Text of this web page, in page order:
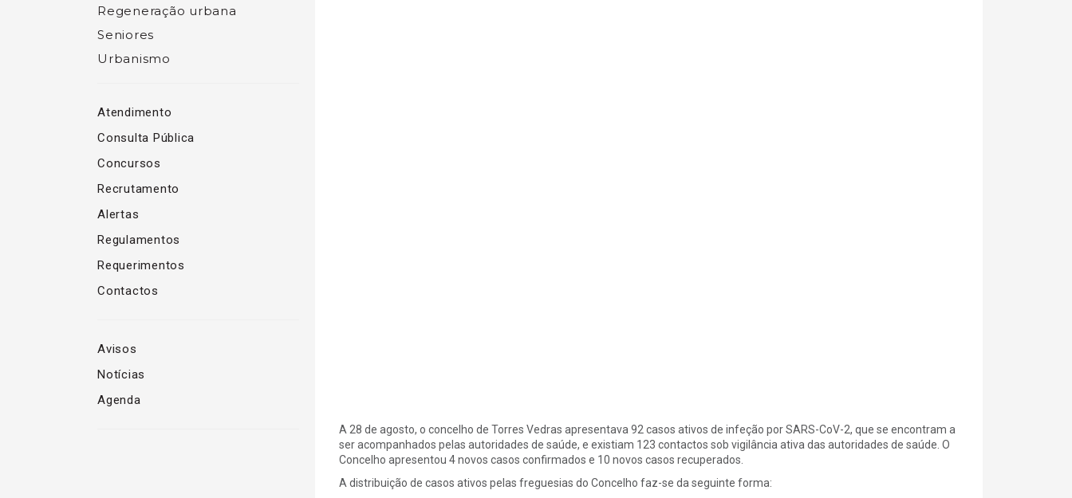
Regeneração urbana
Seniores
Urbanismo
Atendimento
Consulta Pública
Concursos
Recrutamento
Alertas
Regulamentos
Requerimentos
Contactos
Avisos
Notícias
Agenda
A 28 de agosto, o concelho de Torres Vedras apresentava 92 casos ativos de infeção por SARS-CoV-2, que se encontram a
ser acompanhados pelas autoridades de saúde, e existiam 123 contactos sob vigilância ativa das autoridades de saúde. O
Concelho apresentou 4 novos casos confirmados e 10 novos casos recuperados.
A distribuição de casos ativos pelas freguesias do Concelho faz-se da seguinte forma: